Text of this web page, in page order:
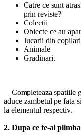
Catre ce sunt
prin reviste?
Colectii
Obiecte ce au
Jucarii din
Animale
Gradinarit
Completeaza spatiile
aduce zambetul pe fata
la elementul respectiv.
2. Dupa ce te-ai